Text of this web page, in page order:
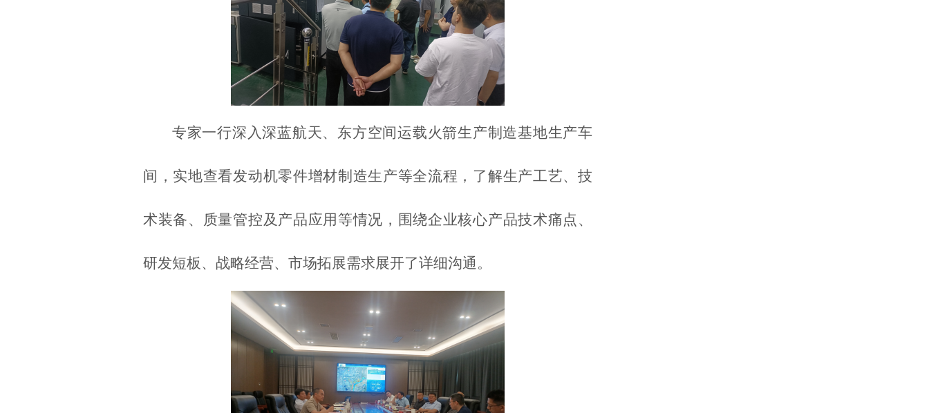
专家一行深入深蓝航天、东方空间运载火箭生产制造基地生产车
间，实地查看发动机零件增材制造生产等全流程，了解生产工艺、技
术装备、质量管控及产品应用等情况，围绕企业核心产品技术痛点、
研发短板、战略经营、市场拓展需求展开了详细沟通。